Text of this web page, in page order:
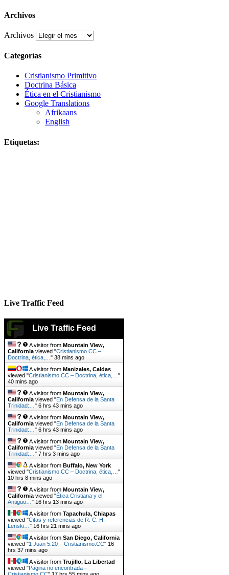
Archivos
Archivos
Categorías
Cristianismo Primitivo
Doctrina Básica
Ética en el Cristianismo
Google Translations
Afrikaans
English
Etiquetas:
Live Traffic Feed
Live Traffic Feed
A visitor from Mountain View,
Californiaviewed "Cristianismo.CC –
Doctrina, ética,…" 38 mins ago
A visitor from Manizales, Caldas
viewed "Cristianismo.CC – Doctrina, ética,…"
40 mins ago
A visitor from Mountain View,
Californiaviewed "En Defensa de la Santa
Trinidad:…" 6 hrs 43 mins ago
A visitor from Mountain View,
Californiaviewed "En Defensa de la Santa
Trinidad:…" 6 hrs 43 mins ago
A visitor from Mountain View,
Californiaviewed "En Defensa de la Santa
Trinidad:…" 7 hrs 3 mins ago
A visitor from Buffalo, New York
viewed "Cristianismo.CC – Doctrina, ética,…"
10 hrs 8 mins ago
A visitor from Mountain View,
Californiaviewed "Ética Cristiana y el
Antiguo…" 16 hrs 13 mins ago
A visitor from Tapachula, Chiapas
viewed "Citas y referencias de R. C. H.
Lenski…" 16 hrs 21 mins ago
A visitor from San Diego, California
viewed "1 Juan 5:20 – Cristianismo.CC" 16
hrs 37 mins ago
A visitor from Trujillo, La Libertad
viewed "Página no encontrada –